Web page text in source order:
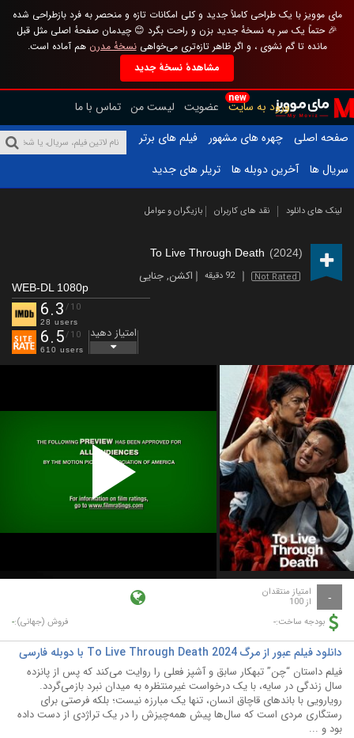
مای موویز با یک طراحی کاملاً جدید و کلی امکانات تازه و منحصر به فرد بازطراحی شده
🎉 حتماً یک سر به نسخهٔ جدید بزن و راحت بگرد 😊 چیدمان صفحهٔ اصلی مثل قبل
مانده تا گم نشوی ، و اگر ظاهر تازه‌تری می‌خواهینسخهٔ مدرن هم آماده است.
مشاهدهٔ نسخهٔ جدید
new
ورود به سایت عضویت لیست من تماس با ما
صفحه اصلی
چهره های مشهور
فیلم های برتر
سریال ها
آخرین دوبله ها تریلر های جدید
لینک های دانلود نقد های کاربران بازیگران و عوامل
To Live Through Death (2024)
Not Rated 92 دقیقه اکشن,جنایی
WEB-DL 1080p
6.3 /10
28 users
6.5/10
610 users
امتیاز دهید
Play
Video
- امتیاز منتقدان
از 100
بودجه ساخت:- فروش (جهانی):-
دانلود فیلم عبور از مرگ To Live Through Death 2024 با دوبله فارسی
فیلم داستان “چن” تبهکار سابق و آشپز فعلی را روایت می‌کند که پس از پانزده
سال زندگی در سایه، با یک درخواست غیرمنتظره به میدان نبرد بازمی‌گردد.
رویارویی با باندهای قاچاق انسان، تنها یک مبارزه نیست؛ بلکه فرصتی برای
رستگاری مردی است که سال‌ها پیش همه‌چیزش را در یک تراژدی از دست داده
بود و ...